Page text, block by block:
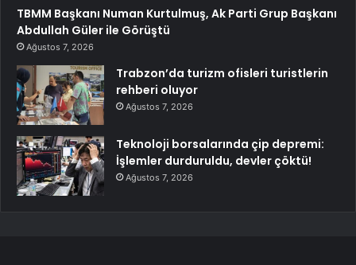
TBMM Başkanı Numan Kurtulmuş, Ak Parti Grup Başkanı
Abdullah Güler ile Görüştü
Ağustos 7, 2026
Trabzon’da turizm ofisleri turistlerin
rehberi oluyor
Ağustos 7, 2026
Teknoloji borsalarında çip depremi:
İşlemler durduruldu, devler çöktü!
Ağustos 7, 2026